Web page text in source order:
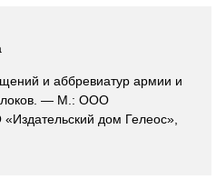
и аббревиатур армии и
— М.: ООО
дом Гелеос»,